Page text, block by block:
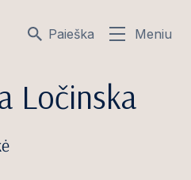
Paieška Meniu
Ločinska